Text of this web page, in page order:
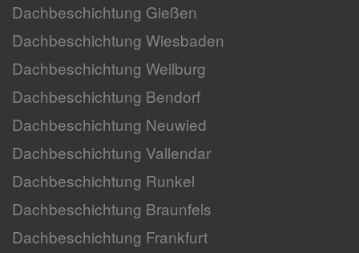
Dachbeschichtung Gießen
Dachbeschichtung Wiesbaden
Dachbeschichtung Weilburg
Dachbeschichtung Bendorf
Dachbeschichtung Neuwied
Dachbeschichtung Vallendar
Dachbeschichtung Runkel
Dachbeschichtung Braunfels
Dachbeschichtung Frankfurt